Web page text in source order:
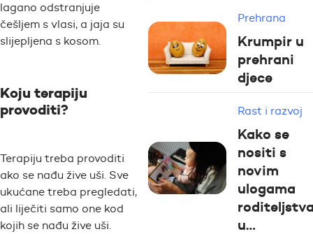
lagano odstranjuje
češljem s vlasi, a jaja su
slijepljena s kosom.
Koju terapiju
provoditi?
Terapiju treba provoditi
ako se nađu žive uši. Sve
ukućane treba pregledati,
ali liječiti samo one kod
kojih se nađu žive uši.
Prehrana
Krumpir u
prehrani
djece
Rast i razvoj
Kako se
nositi s
novim
ulogama
u…